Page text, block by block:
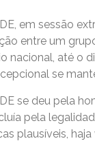
em sessão
entre um
nacional, até o
se
se deu pela
pela
plausíveis,